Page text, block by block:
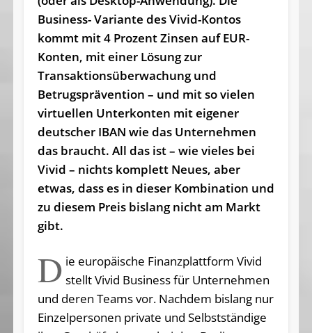
Business- Variante des Vivid-Kontos
kommt mit 4 Prozent Zinsen auf EUR-
Konten, mit einer Lösung zur
Transaktionsüberwachung und
Betrugsprävention – und mit so vielen
virtuellen Unterkonten mit eigener
deutscher IBAN wie das Unternehmen
das braucht. All das ist – wie vieles bei
Vivid – nichts komplett Neues, aber
etwas, dass es in dieser Kombination und
zu diesem Preis bislang nicht am Markt
gibt.
D ie europäische Finanzplattform Vivid
stellt Vivid Business für Unternehmen
und deren Teams vor. Nachdem bislang nur
Einzelpersonen private und Selbstständige